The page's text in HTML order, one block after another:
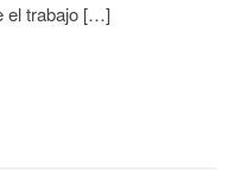
el trabajo […]